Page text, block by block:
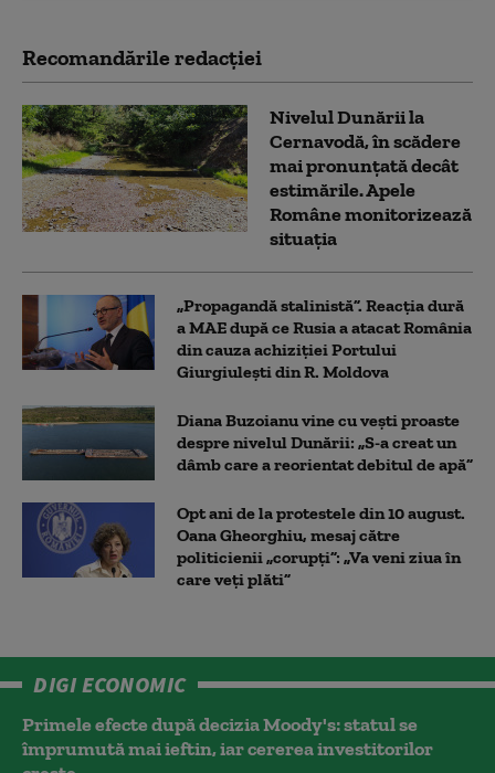
Recomandările redacţiei
Nivelul Dunării la
Cernavodă, în scădere
mai pronunțată decât
estimările. Apele
Române monitorizează
situația
„Propagandă stalinistă”. Reacția dură
a MAE după ce Rusia a atacat România
din cauza achiziției Portului
Giurgiulești din R. Moldova
Diana Buzoianu vine cu vești proaste
despre nivelul Dunării: „S-a creat un
dâmb care a reorientat debitul de apă”
Opt ani de la protestele din 10 august.
Oana Gheorghiu, mesaj către
politicienii „corupți”: „Va veni ziua în
care veţi plăti”
DIGI ECONOMIC
Primele efecte după decizia Moody's: statul se
împrumută mai ieftin, iar cererea investitorilor